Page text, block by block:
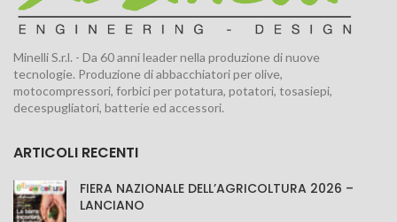
Minelli S.r.l. - Da 60 anni leader nella produzione di nuove
tecnologie. Produzione di abbacchiatori per olive,
motocompressori, forbici per potatura, potatori, tosasiepi,
decespugliatori, batterie ed accessori.
ARTICOLI RECENTI
FIERA NAZIONALE DELL’AGRICOLTURA 2026 –
LANCIANO